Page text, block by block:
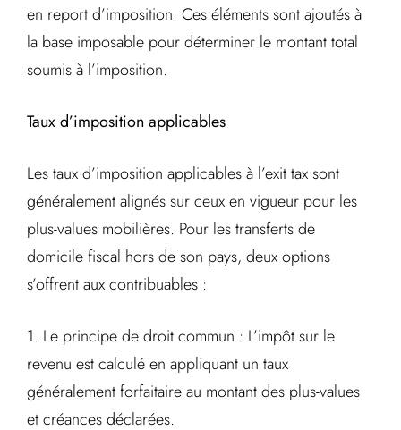
en report d’imposition. Ces éléments sont ajoutés à
la base imposable pour déterminer le montant total
soumis à l’imposition.
Taux d’imposition applicables
Les taux d’imposition applicables à l’exit tax sont
généralement alignés sur ceux en vigueur pour les
plus-values mobilières. Pour les transferts de
domicile fiscal hors de son pays, deux options
s’offrent aux contribuables :
1. Le principe de droit commun : L’impôt sur le
revenu est calculé en appliquant un taux
généralement forfaitaire au montant des plus-values
et créances déclarées.